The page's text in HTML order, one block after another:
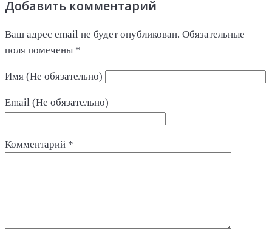
Добавить комментарий
Ваш адрес email не будет опубликован. Обязательные
поля помечены *
Имя (Не обязательно)
Email (Не обязательно)
Комментарий *